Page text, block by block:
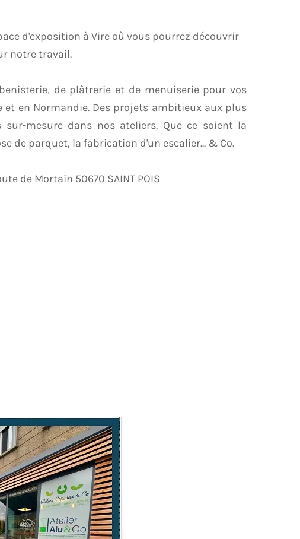
d'exposition à Vire où vous pourrez découvrir
notre travail.
de plâtrerie et de menuiserie pour vos
en Normandie. Des projets ambitieux aux plus
mesure dans nos ateliers. Que ce soient la
de parquet, la fabrication d'un escalier... & Co.
de Mortain 50670 SAINT POIS